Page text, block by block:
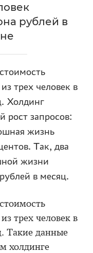
рублей в
трех человек в
Холдинг
рост запросов:
жизнь
Так, два
жизни
в месяц.
трех человек в
Такие данные
холдинге